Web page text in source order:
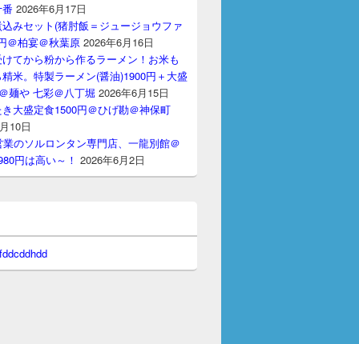
-gd php72-php - mysql php72-php-mysqlnd
2026年6月17日
みセット(猪肘飯＝ジュージョウファ
＠柏宴＠秋葉原 2026年6月16日
てから粉から作るラーメン！お米も
米。特製ラーメン(醤油)1900円＋大盛
麺や 七彩＠八丁堀 2026年6月15日
大盛定食1500円＠ひげ勘＠神保町
10日
業のソルロンタン専門店、一龍別館＠
円は高い～！ 2026年6月2日